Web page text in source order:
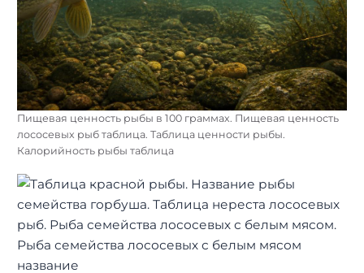
Пищевая ценность рыбы в 100 граммах. Пищевая ценность
лососевых рыб таблица. Таблица ценности рыбы.
Калорийность рыбы таблица